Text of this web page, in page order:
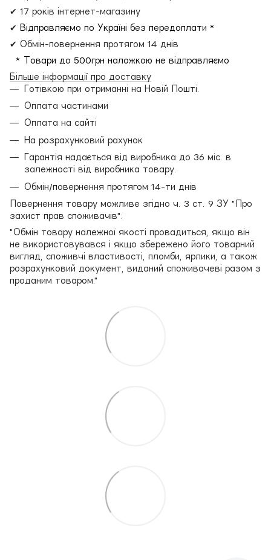
✔ 17 років інтернет-магазину
✔ Відправляємо по Україні без передоплати *
✔ Обмін-повернення протягом 14 днів
* Товари до 500грн наложкою не відправляємо
Більше інформації про доставку
Готівкою при отриманні на Новій Пошті.
Оплата частинами
Оплата на сайті
На розрахунковий рахунок
Гарантія надається від виробника до 36 міс. в
залежності від виробника товару.
Обмін/повернення протягом 14-ти днів
Повернення товару можливе згідно ч. 3 ст. 9 ЗУ "Про
захист прав споживачів":
"Обмін товару належної якості провадиться, якщо він
не використовувався і якщо збережено його товарний
вигляд, споживчі властивості, пломби, ярлики, а також
розрахунковий документ, виданий споживачеві разом з
проданим товаром."